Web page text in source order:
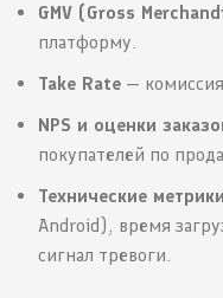
GMV (Gross
платформу.
Take Rate —
NPS и оценки
покупателей по
Технические
Android), время
сигнал тревоги.